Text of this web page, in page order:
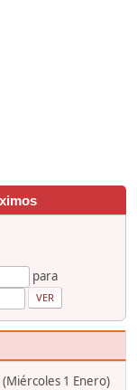
para
1 Enero)